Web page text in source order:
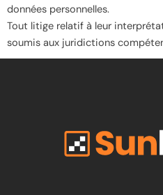
données personnelles.
Tout litige relatif à leur
soumis aux juridictions